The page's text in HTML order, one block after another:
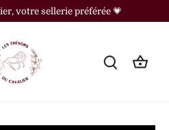
votre sellerie préférée 💗